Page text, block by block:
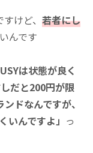
けど、 若者にし
んです
は状態が良く
だと200円が限
ドなんですが、
いんですよ」 っ